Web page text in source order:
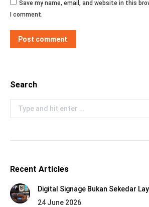
Save my name, email, and website in this
I comment.
Post comment
Search
Search:
Recent Articles
Digital Signage Bukan Sekedar
24 June 2026